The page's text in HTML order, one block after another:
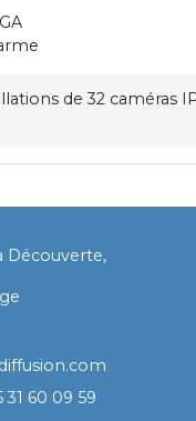
de 32 caméras
31 60 09 59